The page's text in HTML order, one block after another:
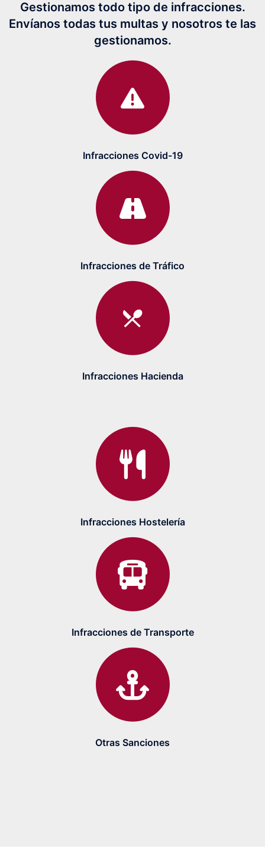
Gestionamos todo tipo de infracciones.
Envíanos todas tus multas y nosotros te las
gestionamos.
Infracciones Covid-19
Infracciones de Tráfico
Infracciones Hacienda
Infracciones Hostelería
Infracciones de Transporte
Otras Sanciones